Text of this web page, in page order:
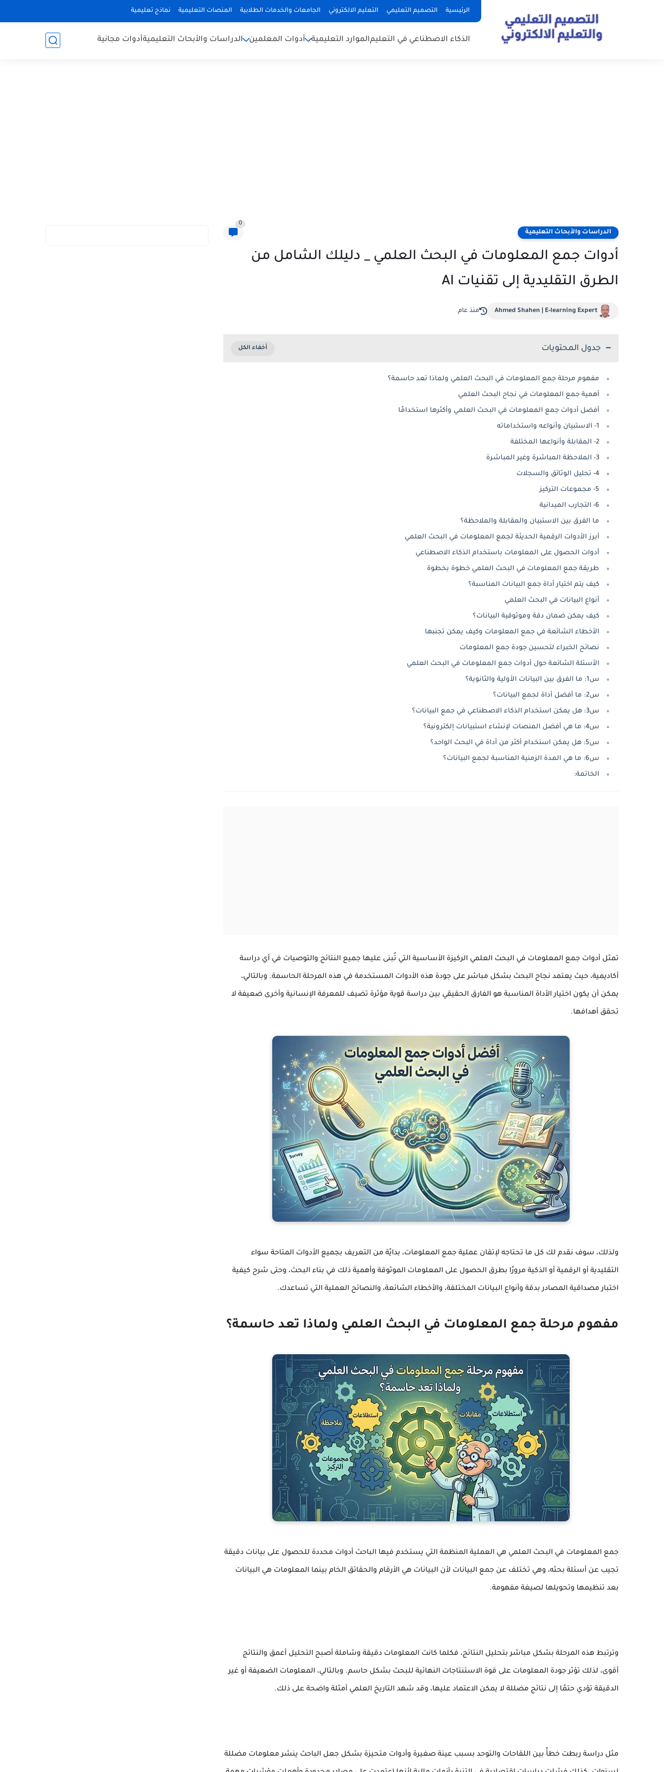
الرئيسية التصميم التعليمي التعليم الالكتروني الجامعات والخدمات الطلابية المنصات التعليمية نماذج تعليمية
الذكاء الاصطناعي في التعليمالموارد التعليمية أدوات المعلمين الدراسات والأبحاث التعليميةأدوات مجانية
الدراسات والأبحاث التعليمية
0
أدوات جمع المعلومات في البحث العلمي _ دليلك الشامل من
الطرق التقليدية إلى تقنيات AI
Ahmed Shahen | E-learning Expert منذ عام
جدول المحتويات
مفهوم مرحلة جمع المعلومات في البحث العلمي ولماذا تعد حاسمة؟
أهمية جمع المعلومات في نجاح البحث العلمي
أفضل أدوات جمع المعلومات في البحث العلمي وأكثرها استخدامًا
1- الاستبيان وأنواعه واستخداماته
2- المقابلة وأنواعها المختلفة
3- الملاحظة المباشرة وغير المباشرة
4- تحليل الوثائق والسجلات
5- مجموعات التركيز
6- التجارب الميدانية
ما الفرق بين الاستبيان والمقابلة والملاحظة؟
أبرز الأدوات الرقمية الحديثة لجمع المعلومات في البحث العلمي
أدوات الحصول على المعلومات باستخدام الذكاء الاصطناعي
طريقة جمع المعلومات في البحث العلمي خطوة بخطوة
كيف يتم اختيار أداة جمع البيانات المناسبة؟
أنواع البيانات في البحث العلمي
كيف يمكن ضمان دقة وموثوقية البيانات؟
الأخطاء الشائعة في جمع المعلومات وكيف يمكن تجنبها
نصائح الخبراء لتحسين جودة جمع المعلومات
الأسئلة الشائعة حول أدوات جمع المعلومات في البحث العلمي
س1: ما الفرق بين البيانات الأولية والثانوية؟
س2: ما أفضل أداة لجمع البيانات؟
س3: هل يمكن استخدام الذكاء الاصطناعي في جمع البيانات؟
س4: ما هي أفضل المنصات لإنشاء استبيانات إلكترونية؟
س5: هل يمكن استخدام أكثر من أداة في البحث الواحد؟
س6: ما هي المدة الزمنية المناسبة لجمع البيانات؟
الخاتمة:
تمثل أدوات جمع المعلومات في البحث العلمي الركيزة الأساسية التي تُبنى عليها جميع النتائج والتوصيات في أي دراسة
أكاديمية، حيث يعتمد نجاح البحث بشكل مباشر على جودة هذه الأدوات المستخدمة في هذه المرحلة الحاسمة. وبالتالي،
يمكن أن يكون اختيار الأداة المناسبة هو الفارق الحقيقي بين دراسة قوية مؤثرة تضيف للمعرفة الإنسانية وأخرى ضعيفة لا
تحقق أهدافها.
ولذلك، سوف نقدم لك كل ما تحتاجه لإتقان عملية جمع المعلومات، بدايًة من التعريف بجميع الأدوات المتاحة سواء
التقليدية أو الرقمية أو الذكية مرورًا بطرق الحصول على المعلومات الموثوقة وأهمية ذلك في بناء البحث، وحتى شرح كيفية
اختبار مصداقية المصادر بدقة وأنواع البيانات المختلفة، والأخطاء الشائعة، والنصائح العملية التي تساعدك.
مفهوم مرحلة جمع المعلومات في البحث العلمي ولماذا تعد حاسمة؟
جمع المعلومات في البحث العلمي هي العملية المنظمة التي يستخدم فيها الباحث أدوات محددة للحصول على بيانات دقيقة
تجيب عن أسئلة بحثه، وهي تختلف عن جمع البيانات لأن البيانات هي الأرقام والحقائق الخام بينما المعلومات هي البيانات
بعد تنظيمها وتحويلها لصيغة مفهومة.
وترتبط هذه المرحلة بشكل مباشر بتحليل النتائج، فكلما كانت المعلومات دقيقة وشاملة أصبح التحليل أعمق والنتائج
أقوى، لذلك تؤثر جودة المعلومات على قوة الاستنتاجات النهائية للبحث بشكل حاسم. وبالتالي، المعلومات الضعيفة أو غير
الدقيقة تؤدي حتمًا إلى نتائج مضللة لا يمكن الاعتماد عليها، وقد شهد التاريخ العلمي أمثلة واضحة على ذلك.
مثل دراسة ربطت خطأً بين اللقاحات والتوحد بسبب عينة صغيرة وأدوات متحيزة بشكل جعل الباحث ينشر معلومات مضللة